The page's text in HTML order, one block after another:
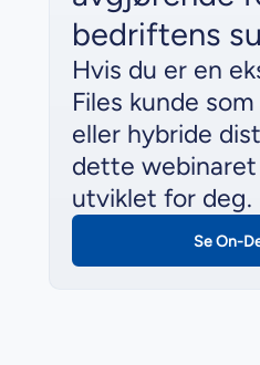
bedriftens
Hvis du er en
Files kunde
eller hybride
dette
utviklet for deg.
Se On-